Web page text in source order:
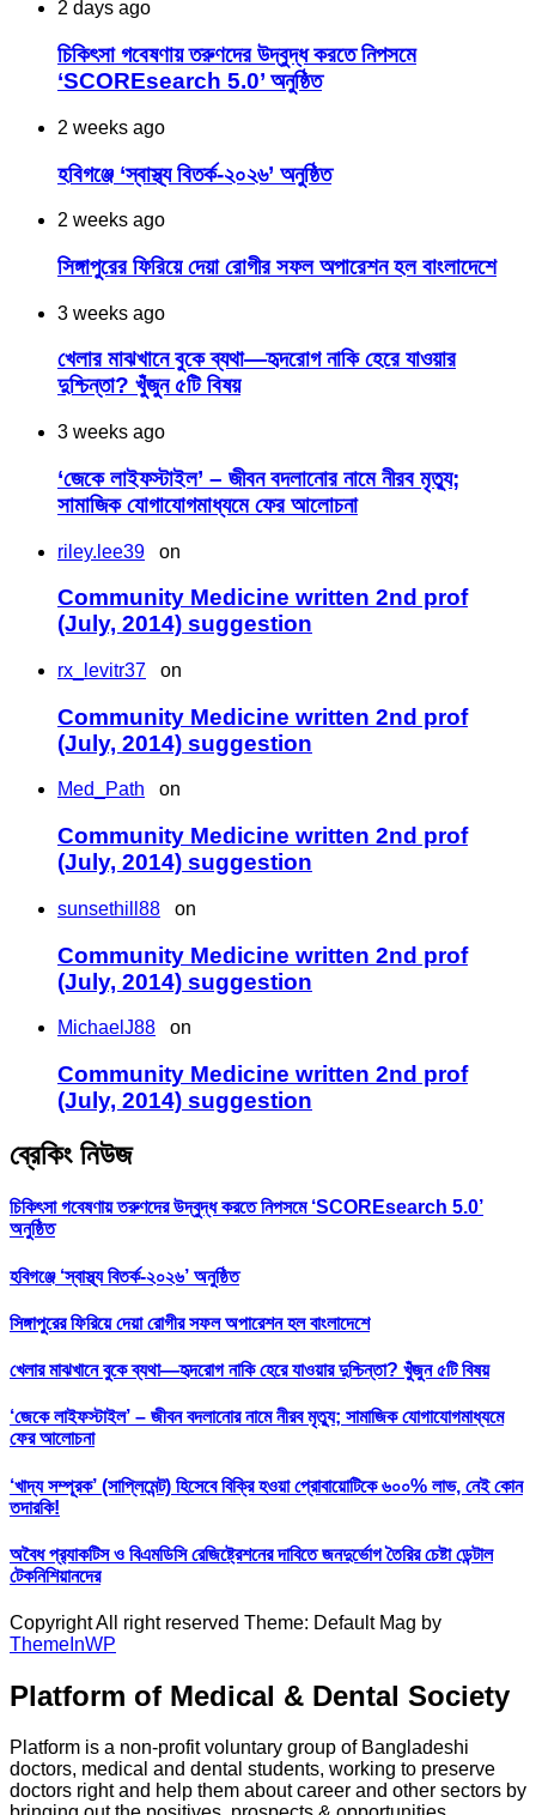
2 days ago
চিকিৎসা গবেষণায় তরুণদের উদ্বুদ্ধ করতে নিপসমে
‘SCOREsearch 5.0’ অনুষ্ঠিত
2 weeks ago
হবিগঞ্জে ‘স্বাস্থ্য বিতর্ক-২০২৬’ অনুষ্ঠিত
2 weeks ago
সিঙ্গাপুরের ফিরিয়ে দেয়া রোগীর সফল অপারেশন হল বাংলাদেশে
3 weeks ago
খেলার মাঝখানে বুকে ব্যথা—হৃদরোগ নাকি হেরে যাওয়ার
দুশ্চিন্তা? খুঁজুন ৫টি বিষয়
3 weeks ago
‘জেকে লাইফস্টাইল’ – জীবন বদলানোর নামে নীরব মৃত্যু;
সামাজিক যোগাযোগমাধ্যমে ফের আলোচনা
riley.lee39 on
Community Medicine written 2nd prof
(July, 2014) suggestion
rx_levitr37 on
Community Medicine written 2nd prof
(July, 2014) suggestion
Med_Path on
Community Medicine written 2nd prof
(July, 2014) suggestion
sunsethill88 on
Community Medicine written 2nd prof
(July, 2014) suggestion
MichaelJ88 on
Community Medicine written 2nd prof
(July, 2014) suggestion
ব্রেকিং নিউজ
চিকিৎসা গবেষণায় তরুণদের উদ্বুদ্ধ করতে নিপসমে ‘SCOREsearch 5.0’
অনুষ্ঠিত
হবিগঞ্জে ‘স্বাস্থ্য বিতর্ক-২০২৬’ অনুষ্ঠিত
সিঙ্গাপুরের ফিরিয়ে দেয়া রোগীর সফল অপারেশন হল বাংলাদেশে
খেলার মাঝখানে বুকে ব্যথা—হৃদরোগ নাকি হেরে যাওয়ার দুশ্চিন্তা? খুঁজুন ৫টি বিষয়
‘জেকে লাইফস্টাইল’ – জীবন বদলানোর নামে নীরব মৃত্যু; সামাজিক যোগাযোগমাধ্যমে
ফের আলোচনা
‘খাদ্য সম্পূরক’ (সাপ্লিমেন্ট) হিসেবে বিক্রি হওয়া প্রোবায়োটিকে ৬০০% লাভ, নেই কোন
তদারকি!
অবৈধ প্র‍্যাকটিস ও বিএমডিসি রেজিষ্ট্রেশনের দাবিতে জনদুর্ভোগ তৈরির চেষ্টা ডেন্টাল
টেকনিশিয়ানদের
Copyright All right reserved Theme: Default Mag by
ThemeInWP
Platform of Medical & Dental Society
Platform is a non-profit voluntary group of Bangladeshi
doctors, medical and dental students, working to preserve
doctors right and help them about career and other sectors by